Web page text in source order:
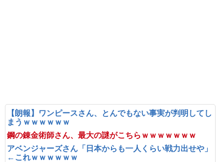
【朗報】ワンピースさん、とんでもない事実が判明してし
まうｗｗｗｗｗｗ
鋼の錬金術師さん、最大の謎がこちらｗｗｗｗｗｗｗ
アベンジャーズさん「日本からも一人くらい戦力出せや」
←これｗｗｗｗｗｗ